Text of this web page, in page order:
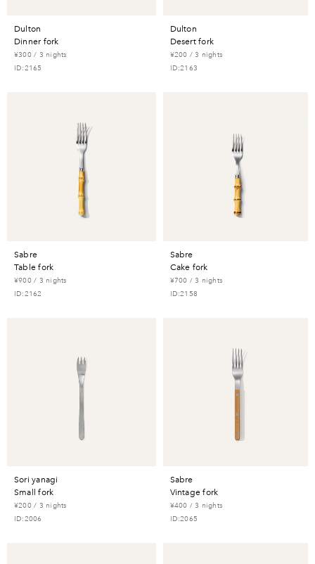
dulton
dinner fork
¥300 / 3 nights
ID:2165
dulton
desert fork
¥200 / 3 nights
ID:2163
sabre
table fork
¥900 / 3 nights
ID:2162
sabre
cake fork
¥700 / 3 nights
ID:2158
sori yanagi
small fork
¥200 / 3 nights
ID:2006
sabre
vintage fork
¥400 / 3 nights
ID:2065